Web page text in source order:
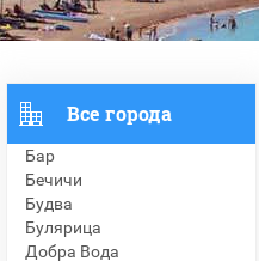
Все города
Бар
Бечичи
Будва
Булярица
Добра Вода